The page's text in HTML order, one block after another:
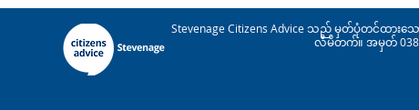
Stevenage Citizens Advice သည် မှတ်ပုံတင်ထား
လီမိတက်။ အမှတ်